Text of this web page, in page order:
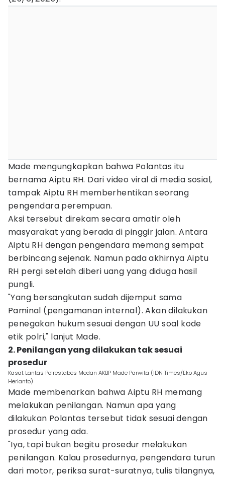
Made mengungkapkan bahwa Polantas itu
bernama Aiptu RH. Dari video viral di media sosial,
tampak Aiptu RH memberhentikan seorang
pengendara perempuan.
Aksi tersebut direkam secara amatir oleh
masyarakat yang berada di pinggir jalan. Antara
Aiptu RH dengan pengendara memang sempat
berbincang sejenak. Namun pada akhirnya Aiptu
RH pergi setelah diberi uang yang diduga hasil
pungli.
"Yang bersangkutan sudah dijemput sama
Paminal (pengamanan internal). Akan dilakukan
penegakan hukum sesuai dengan UU soal kode
etik polri," lanjut Made.
2. Penilangan yang dilakukan tak sesuai
prosedur
Kasat Lantas Polrestabes Medan AKBP Made Parwita (IDN Times/Eko Agus
Herianto)
Made membenarkan bahwa Aiptu RH memang
melakukan penilangan. Namun apa yang
dilakukan Polantas tersebut tidak sesuai dengan
prosedur yang ada.
"Iya, tapi bukan begitu prosedur melakukan
penilangan. Kalau prosedurnya, pengendara turun
dari motor, periksa surat-suratnya, tulis tilangnya,